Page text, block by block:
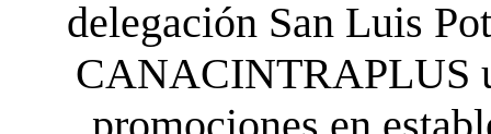
delegación San Luis
CANACINTRAPLUS